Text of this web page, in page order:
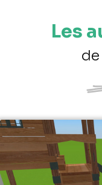
Les